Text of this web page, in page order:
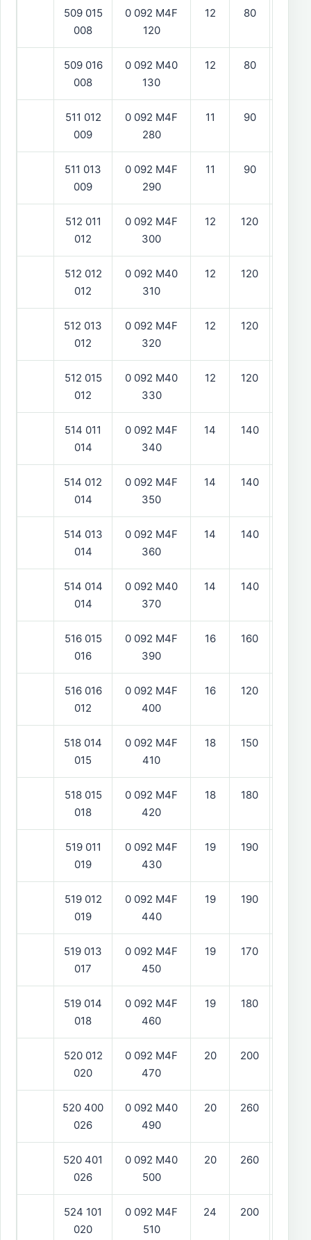
509 015
008
0 092 M4F
120
12 80
509 016
008
0 092 M40
130
12 80
511 012
009
0 092 M4F
280
11 90
511 013
009
0 092 M4F
290
11 90
512 011
012
0 092 M4F
300
12 120
512 012
012
0 092 M40
310
12 120
512 013
012
0 092 M4F
320
12 120
512 015
012
0 092 M40
330
12 120
514 011
014
0 092 M4F
340
14 140
514 012
014
0 092 M4F
350
14 140
514 013
014
0 092 M4F
360
14 140
514 014
014
0 092 M40
370
14 140
516 015
016
0 092 M4F
390
16 160
516 016
012
0 092 M4F
400
16 120
518 014
015
0 092 M4F
410
18 150
518 015
018
0 092 M4F
420
18 180
519 011
019
0 092 M4F
430
19 190
519 012
019
0 092 M4F
440
19 190
519 013
017
0 092 M4F
450
19 170
519 014
018
0 092 M4F
460
19 180
520 012
020
0 092 M4F
470
20 200
520 400
026
0 092 M40
490
20 260
520 401
026
0 092 M40
500
20 260
524 101
020
0 092 M4F
510
24 200